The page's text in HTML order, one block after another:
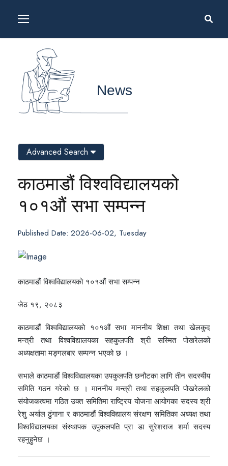
News
काठमाडौं विश्वविद्यालयको
१०१औं सभा सम्पन्न
Published Date: 2026-06-02, Tuesday
काठमाडौं विश्वविद्यालयको १०१औं सभा सम्पन्न
जेठ १९, २०८३
काठमाडौं विश्वविद्यालयको १०१औं सभा माननीय शिक्षा तथा खेलकुद
मन्त्री तथा विश्वविद्यालयका सहकुलपति श्री सस्मित पोखरेलको
अध्यक्षतामा मङ्गलबार सम्पन्न भएको छ ।
सभाले काठमाडौं विश्वविद्यालयका उपकुलपति छनौटका लागि तीन सदस्यीय
समिति गठन गरेको छ । माननीय मन्त्री तथा सहकुलपति पोखरेलको
संयोजकत्वमा गठित उक्त समितिमा राष्ट्रिय योजना आयोगका सदस्य श्री
रेशु अर्याल ढुंगाना र काठमाडौं विश्वविद्यालय संरक्षण समितिका अध्यक्ष तथा
विश्वविद्यालयका संस्थापक उपुकलपति प्रा डा सुरेशराज शर्मा सदस्य
रहनुहुनेछ ।
Advanced Search